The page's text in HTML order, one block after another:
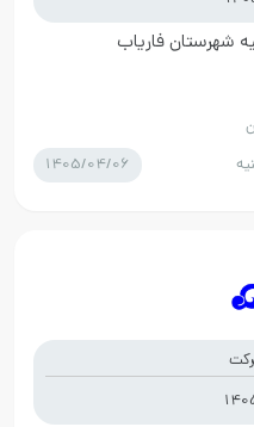
شهرستان فاریاب
1405/04/06